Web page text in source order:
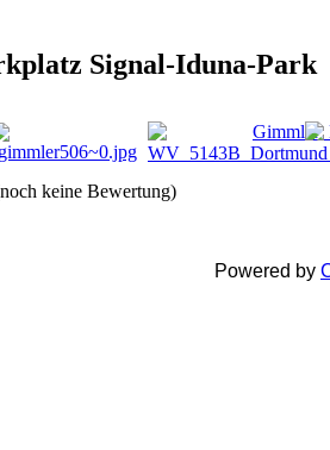
Signal-Iduna-Park
keine Bewertung)
Powered by